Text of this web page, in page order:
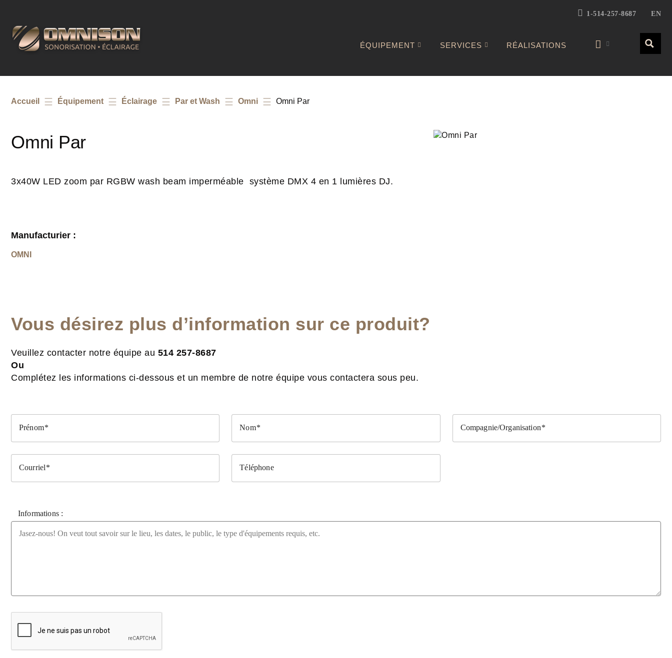
EN
1-514-257-8687
ÉQUIPEMENT SERVICES RÉALISATIONS
Accueil Équipement Éclairage Par et Wash Omni Omni Par
Omni Par
3x40W LED zoom par RGBW wash beam imperméable système DMX 4 en 1 lumières DJ.
Manufacturier :
OMNI
Vous désirez plus d’information sur ce produit?
Veuillez contacter notre équipe au 514 257-8687
Ou
Complétez les informations ci-dessous et un membre de notre équipe vous contactera sous peu.
Prénom Nom Compagnie/Organisation
Courriel Téléphone
Informations :